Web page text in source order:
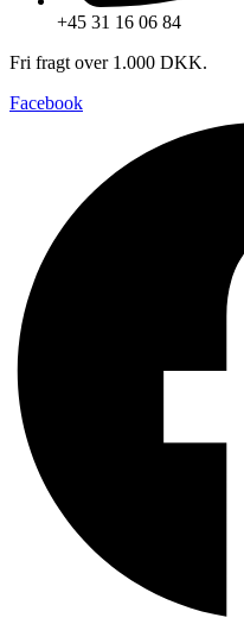
+45 31 16 06 84
Fri fragt over 1.000 DKK.
Facebook